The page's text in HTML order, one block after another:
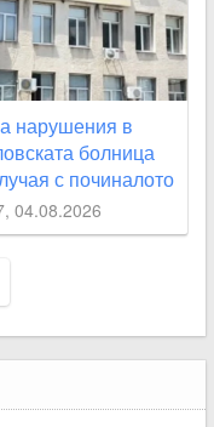
нарушения в
болница
с починалото
04.08.2026